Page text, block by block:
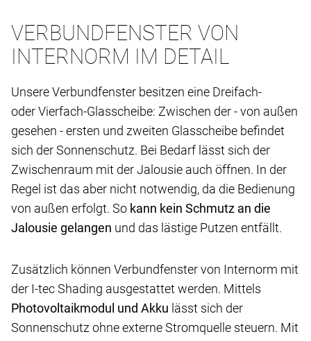
VERBUNDFENSTER VON
INTERNORM IM DETAIL
Unsere Verbundfenster besitzen eine Dreifach-
oder Vierfach-Glasscheibe: Zwischen der - von außen
gesehen - ersten und zweiten Glasscheibe befindet
sich der Sonnenschutz. Bei Bedarf lässt sich der
Zwischenraum mit der Jalousie auch öffnen. In der
Regel ist das aber nicht notwendig, da die Bedienung
von außen erfolgt. So kann kein Schmutz an die
Jalousie gelangen und das lästige Putzen entfällt.
Zusätzlich können Verbundfenster von Internorm mit
der I-tec Shading ausgestattet werden. Mittels
Photovoltaikmodul und Akku lässt sich der
Sonnenschutz ohne externe Stromquelle steuern. Mit